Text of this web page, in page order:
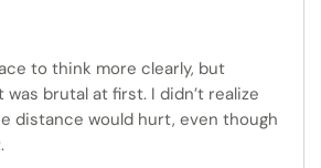
to think more clearly, but
brutal at first. I didn’t realize
distance would hurt, even though